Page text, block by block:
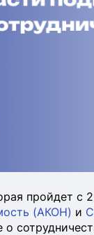
пройдет с
(АКОН) и